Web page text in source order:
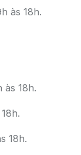
às 18h.
às 18h.
18h.